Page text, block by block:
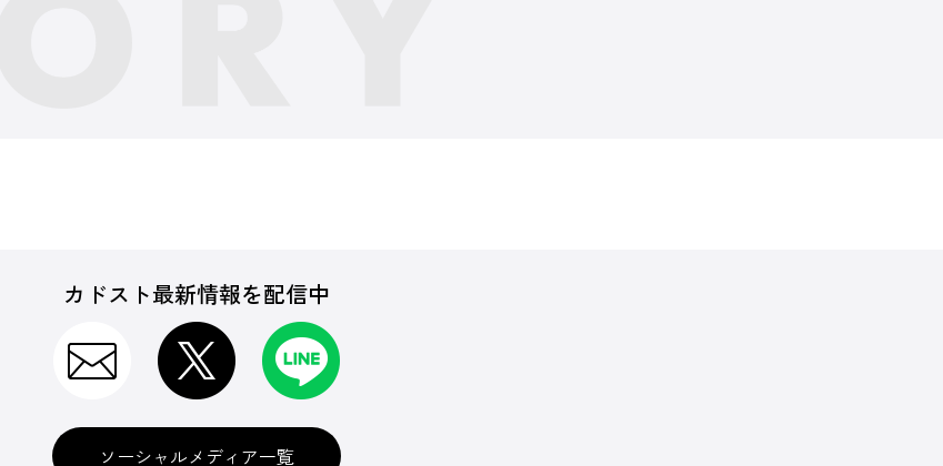
カドスト最新情報を配信中
ソーシャルメディア一覧